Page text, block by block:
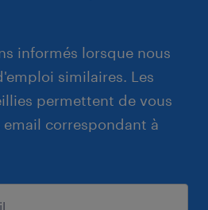
informés lorsque nous
similaires. Les
permettent de vous
email correspondant à